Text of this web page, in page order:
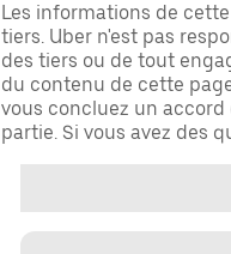
Les informations de
tiers. Uber n'est pas
des tiers ou de tout
du contenu de cette
vous concluez un
partie. Si vous avez des